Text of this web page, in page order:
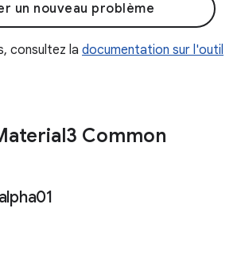
un nouveau problème
consultez la documentation sur l'outil
Common